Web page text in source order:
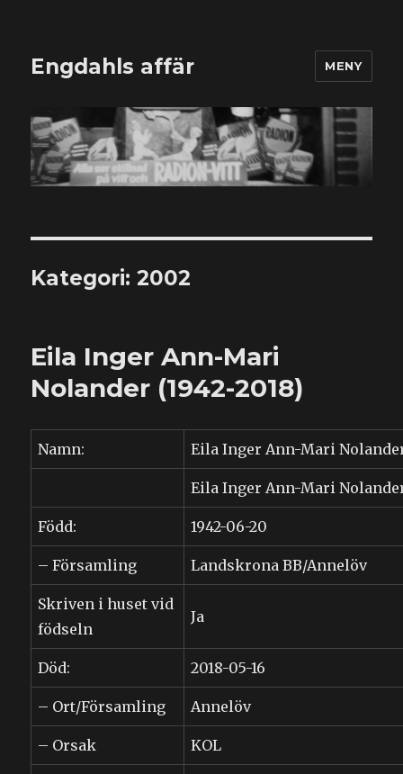
Engdahls affär MENY
Kategori:2002
Eila Inger Ann-Mari
Nolander (1942-2018)
Namn: Eila Inger Ann-Mari
Eila Inger Ann-Mari
Född: 1942-06-20
– Församling Landskrona BB/Annelöv
Skriven i huset vid
födseln
Ja
Död: 2018-05-16
– Ort/Församling Annelöv
– Orsak KOL